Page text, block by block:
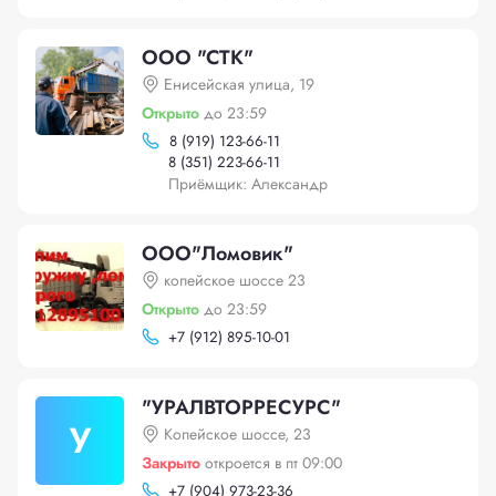
ООО "СТК"
Енисейская улица, 19
Открыто до 23:59
8 (919) 123-66-11
8 (351) 223-66-11
Приёмщик: Александр
ООО"Ломовик"
копейское шоссе 23
Открыто до 23:59
+7 (912) 895-10-01
У
"УРАЛВТОРРЕСУРС"
Копейское шоссе, 23
Закрыто откроется в пт 09:00
+7 (904) 973-23-36